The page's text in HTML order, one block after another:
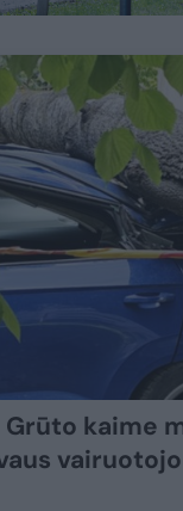
Grūto kaime